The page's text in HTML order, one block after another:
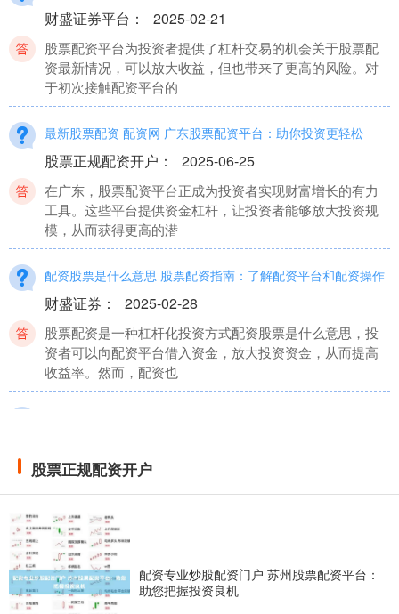
财盛证券平台 ： 2025-02-21
股票配资平台为投资者提供了杠杆交易的机会关于股票配
资最新情况，可以放大收益，但也带来了更高的风险。对
于初次接触配资平台的
最新股票配资 配资网 广东股票配资平台：助你投资更轻松
股票正规配资开户 ： 2025-06-25
在广东，股票配资平台正成为投资者实现财富增长的有力
工具。这些平台提供资金杠杆，让投资者能够放大投资规
模，从而获得更高的潜
配资股票是什么意思 股票配资指南：了解配资平台和配资操作
财盛证券 ： 2025-02-28
股票配资是一种杠杆化投资方式配资股票是什么意思，投
资者可以向配资平台借入资金，放大投资资金，从而提高
收益率。然而，配资也
配资炒股是一种通过借钱放大收益的杠杆交易方式。投资
者通过配资公司借入资金私募股票，以增加自己的炒股本
金，从而放大收益。
股票场外配资 寻找正规股票配资平台？这里有可靠选择！
股票正规配资开户： 2025-09-12
股票正规配资开户
配资专业炒股配资门户 苏州股票配资平台：
助您把握投资良机